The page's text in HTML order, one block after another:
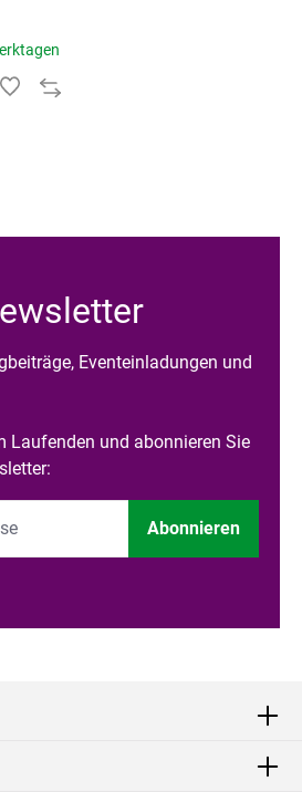
Eventeinladungen und
Laufenden und abonnieren Sie
Abonnieren